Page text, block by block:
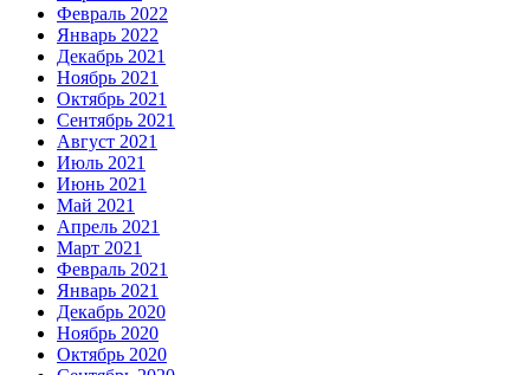
Февраль 2022
Январь 2022
Декабрь 2021
Ноябрь 2021
Октябрь 2021
Сентябрь 2021
Август 2021
Июль 2021
Июнь 2021
Май 2021
Апрель 2021
Март 2021
Февраль 2021
Январь 2021
Декабрь 2020
Ноябрь 2020
Октябрь 2020